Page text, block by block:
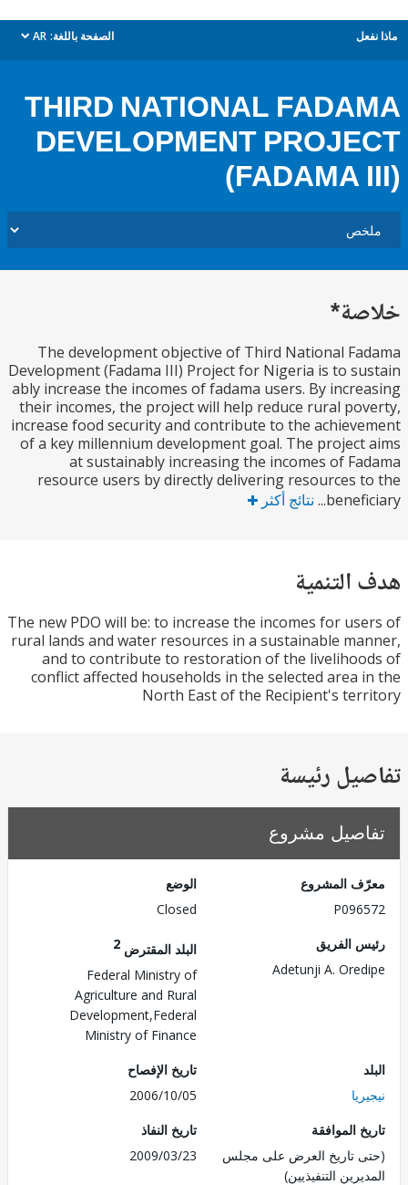
الصفحة باللغة: AR
dropdown
THIRD NATIONAL
DEVELOPMENT
The development objective of Third National
Development (Fadama III) Project for Nigeria is to
ably increase the incomes of fadama users. By
their incomes, the project will help reduce rural
increase food security and contribute to the
of a key millennium development goal. The
at sustainably increasing the incomes of
resource users by directly delivering resources
نتائج أكثر
The new PDO will be: to increase the incomes for
rural lands and water resources in a sustainable
and to contribute to restoration of the
conflict affected households in the selected area
North East of the Recipient's
رئيسة
مشروع
المشروع
الفريق
Adetunji A.
البلد المقترض
Federal Ministry of
Agriculture and Rural
Development,Federal
Ministry of Finance
تاريخ الإفصاح
2006/10/05
الموافقة
تاريخ العرض على مجلس
التنفيذيين)
تاريخ النفاذ
2009/03/23